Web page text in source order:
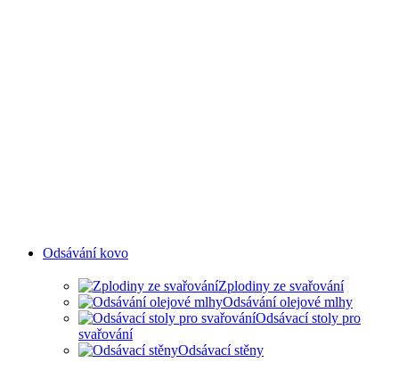
Odsávání kovo
Zplodiny ze svařování
Odsávání olejové mlhy
Odsávací stoly pro
svařování
Odsávací stěny